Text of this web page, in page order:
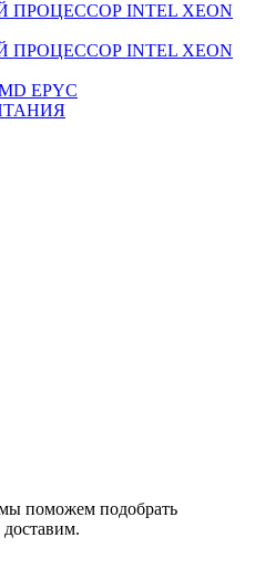
ПРОЦЕССОР INTEL XEON
ПРОЦЕССОР INTEL XEON
EPYC
поможем подобрать